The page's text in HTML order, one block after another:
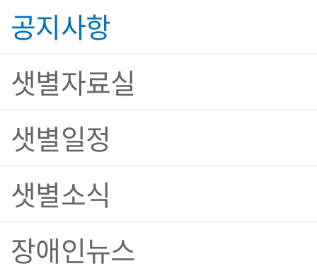
공지사항
샛별자료실
샛별일정
샛별소식
장애인뉴스